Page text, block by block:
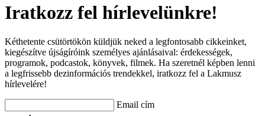
Iratkozz fel hírlevelünkre!
Kéthetente csütörtökön küldjük neked a legfontosabb cikkeinket,
kiegészítve újságíróink személyes ajánlásaival: érdekességek,
programok, podcastok, könyvek, filmek. Ha szeretnél képben lenni
a legfrissebb dezinformációs trendekkel, iratkozz fel a Lakmusz
hírlevelére!
Email cím